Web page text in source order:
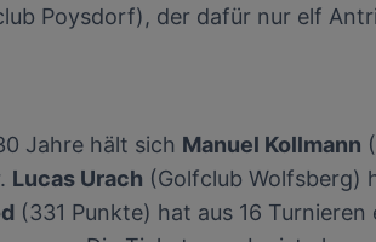
Poysdorf), der dafür nur elf
Jahre hält sich Manuel Kollmann
Lucas Urach (Golfclub Wolfsberg)
(331 Punkte) hat aus 16